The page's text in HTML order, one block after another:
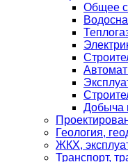
Общее
Добыча
Геология,
ЖКХ,
Транспорт,